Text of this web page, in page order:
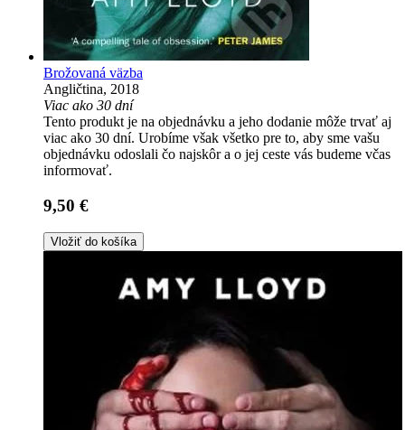
Brožovaná väzba
Angličtina, 2018
Viac ako 30 dní
Tento produkt je na objednávku a jeho dodanie môže trvať aj
viac ako 30 dní. Urobíme však všetko pre to, aby sme vašu
objednávku odoslali čo najskôr a o jej ceste vás budeme včas
informovať.
9,50 €
Vložiť do košíka